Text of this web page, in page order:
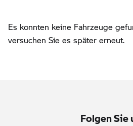
Es konnten keine Fahrzeuge
versuchen Sie es später erneut.
Folgen Sie